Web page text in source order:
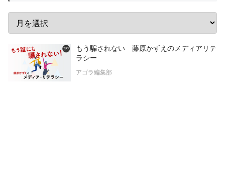
もう騙されない 藤原かずえのメディアリテ
ラシー
アゴラ編集部